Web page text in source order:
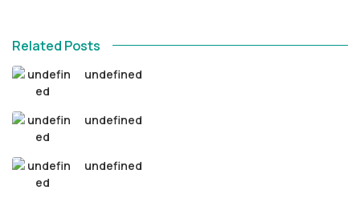
Related Posts
undefined
undefined
undefined